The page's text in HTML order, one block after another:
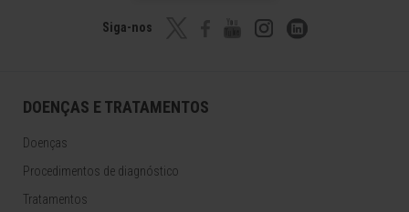
Siga-nos
DOENÇAS E TRATAMENTOS
Doenças
Procedimentos de diagnóstico
Tratamentos